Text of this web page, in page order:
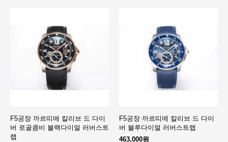
F5공장 까르띠에 칼리브 드 다이
버 로골콤비 블랙다이얼 러버스트
랩
F5공장 까르띠에 칼리브 드 다이
버 블루다이얼 러버스트랩
463,000원